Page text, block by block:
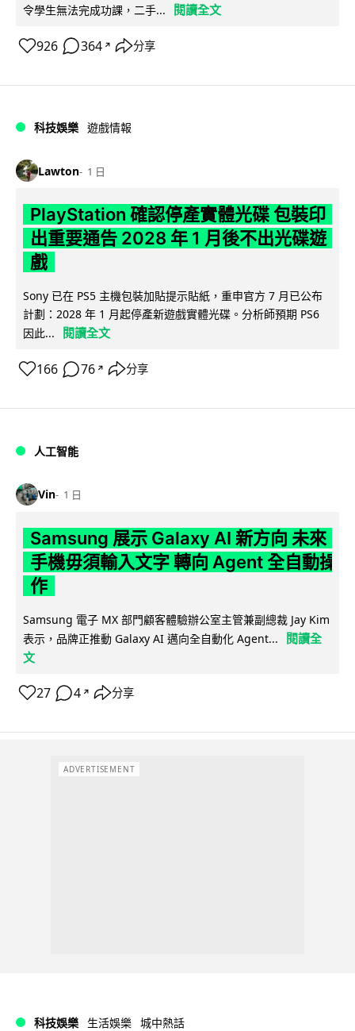
令學生無法完成功課，二手...
閱讀全文
926 364 ↗ 分享
科技娛樂 遊戲情報
Lawton 1 日
PlayStation 確認停產實體光碟 包裝印
出重要通告 2028 年 1 月後不出光碟遊
戲
Sony 已在 PS5 主機包裝加貼提示貼紙，重申官方 7 月已公布
計劃：2028 年 1 月起停產新遊戲實體光碟。分析師預期 PS6
因此...
閱讀全文
166 76 ↗ 分享
人工智能
Vin 1 日
Samsung 展示 Galaxy AI 新方向 未來
手機毋須輸入文字 轉向 Agent 全自動操
作
Samsung 電子 MX 部門顧客體驗辦公室主管兼副總裁 Jay Kim
表示，品牌正推動 Galaxy AI 邁向全自動化 Agent...
閱讀全
文
27 4 ↗ 分享
ADVERTISEMENT
科技娛樂 生活娛樂 城中熱話